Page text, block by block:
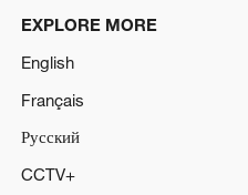
EXPLORE MORE
English
Français
Русский
CCTV+